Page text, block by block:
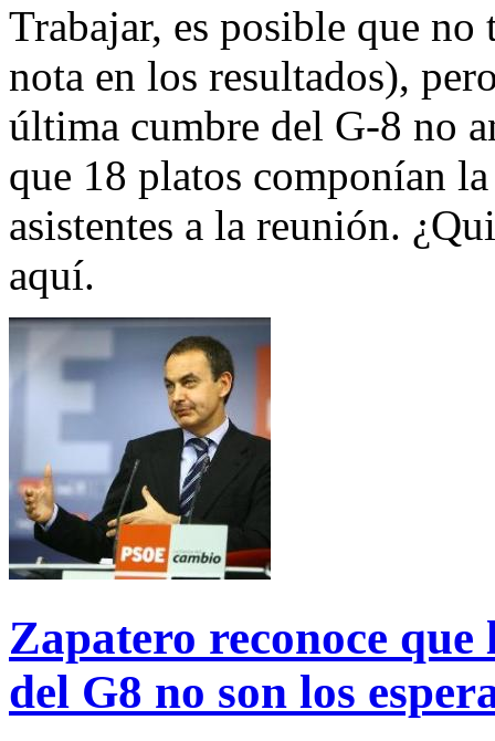
Trabajar, es posible que
nota en los resultados),
última cumbre del G-8 no
que 18 platos componían
asistentes a la reunión.
aquí.
Zapatero reconoce
del G8 no son los